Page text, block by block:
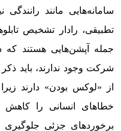
سامانه‌هایی مانند
شرکت وجود ندارند، باید
از «لوکس بودن» دارند
خطاهای انسانی را کاهش
برخوردهای جزئی